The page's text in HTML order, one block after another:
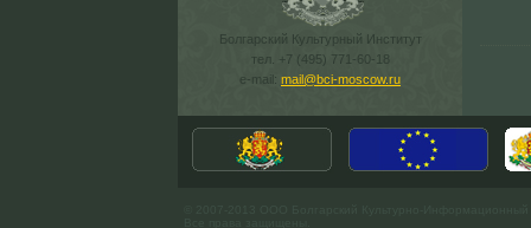
Болгарский Культурный Институт
тел. +7 (495) 771-60-18
e-mail: mail@bci-moscow.ru